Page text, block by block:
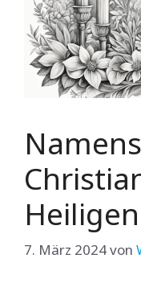
7. März 2024von